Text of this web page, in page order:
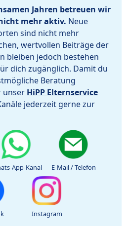
Jahren betreuen wir
mehr aktiv. Neue
sind nicht mehr
wertvollen Beiträge der
bleiben jedoch bestehen
dich zugänglich. Damit du
Beratung
unser HiPP Elternservice
jederzeit gerne zur
App-Kanal E-Mail / Telefon
Instagram